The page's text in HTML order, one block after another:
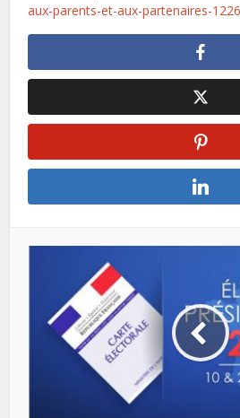
aux-parents-et-aux-partenaires-